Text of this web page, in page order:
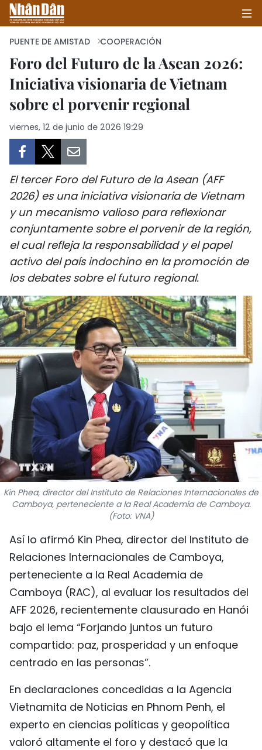
INICIO
POLÍTICA
SALUD - MEDIO AMBIENTE
CULTURA - ENTRETENIMIENTO
INTERNACIONAL
DEPORTES
VIAJES
PUENTE DE AMISTAD
HISTORIAS MULTIMEDIA
FOTOGRAFÍA
¿QUIÉNES SOMOS?
TIẾNG VIỆT
ENGLISH
中文
FRANÇAIS
РУССКИЙ
PUENTE DE AMISTAD COOPERACIÓN
Foro del Futuro de la Asean 2026:
Iniciativa visionaria de Vietnam
sobre el porvenir regional
viernes, 12 de junio de 2026 19:29
El tercer Foro del Futuro de la Asean (AFF
2026) es una iniciativa visionaria de Vietnam
y un mecanismo valioso para reflexionar
conjuntamente sobre el porvenir de la región,
el cual refleja la responsabilidad y el papel
activo del país indochino en la promoción de
los debates sobre el futuro regional.
Kin Phea, director del Instituto de Relaciones Internacionales de
Camboya, perteneciente a la Real Academia de Camboya.
(Foto: VNA)
Así lo afirmó Kin Phea, director del Instituto de
Relaciones Internacionales de Camboya,
perteneciente a la Real Academia de
Camboya (RAC), al evaluar los resultados del
AFF 2026, recientemente clausurado en Hanói
bajo el lema “Forjando juntos un futuro
compartido: paz, prosperidad y un enfoque
centrado en las personas”.
En declaraciones concedidas a la Agencia
Vietnamita de Noticias en Phnom Penh, el
experto en ciencias políticas y geopolítica
valoró altamente el foro y destacó que la